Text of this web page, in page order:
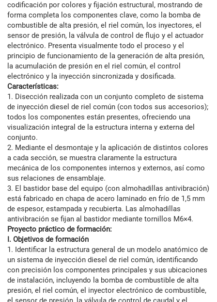
codificación por colores y fijación estructural, mostrando de
forma completa los componentes clave, como la bomba de
combustible de alta presión, el riel común, los inyectores, el
sensor de presión, la válvula de control de flujo y el actuador
electrónico. Presenta visualmente todo el proceso y el
principio de funcionamiento de la generación de alta presión,
la acumulación de presión en el riel común, el control
electrónico y la inyección sincronizada y dosificada.
Características:
1. Disección realizada con un conjunto completo de sistema
de inyección diesel de riel común (con todos sus accesorios);
todos los componentes están presentes, ofreciendo una
visualización integral de la estructura interna y externa del
conjunto.
2. Mediante el desmontaje y la aplicación de distintos colores
a cada sección, se muestra claramente la estructura
mecánica de los componentes internos y externos, así como
sus relaciones de ensamblaje.
3. El bastidor base del equipo (con almohadillas antivibración)
está fabricado en chapa de acero laminado en frío de 1,5 mm
de espesor, estampada y recubierta. Las almohadillas
antivibración se fijan al bastidor mediante tornillos M6×4.
Proyecto práctico de formación:
I. Objetivos de formación
1. Identificar la estructura general de un modelo anatómico de
un sistema de inyección diesel de riel común, identificando
con precisión los componentes principales y sus ubicaciones
de instalación, incluyendo la bomba de combustible de alta
presión, el riel común, el inyector electrónico de combustible,